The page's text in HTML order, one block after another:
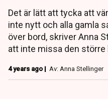
Det är lätt att tycka att
inte nytt och alla gamla
över bord, skriver Anna
att inte missa den större
4 years ago | Av: Anna Stellinger